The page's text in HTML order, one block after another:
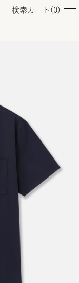
検索 カート( 0)